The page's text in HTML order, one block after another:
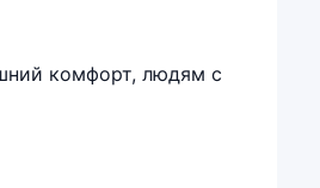
комфорт, людям с